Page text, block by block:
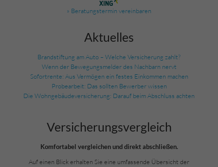
» Beratungstermin vereinbaren
Aktuelles
Brandstiftung am Auto – Welche Versicherung zahlt?
Wenn der Bewegungsmelder des Nachbarn nervt
Sofortrente: Aus Vermögen ein festes Einkommen machen
Probearbeit: Das sollten Bewerber wissen
Die Wohngebäudeversicherung: Darauf beim Abschluss achten
Versicherungs­vergleich
Komfortabel vergleichen und direkt abschließen.
Auf einen Blick erhalten Sie eine umfassende Übersicht der